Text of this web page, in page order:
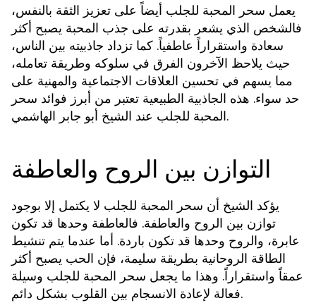
يعمل سحر المحبة للجلب أيضاً على تعزيز الثقة بالنفس،
فالشخص الذي يشعر بقدرته على جذب المحبة يصبح أكثر
سعادة واستقراراً عاطفياً. كما تزداد جاذبيته بين الناس،
حيث يلاحظ الآخرون الفرق في سلوكه وطريقة تعامله،
مما يسهم في تحسين العلاقات الاجتماعية والمهنية على
حد سواء. هذه الجاذبية الطبيعية تعتبر من أبرز فوائد سحر
المحبة للجلبعند الشيخ أبو جابر الهاشمي.
التوازن بين الروح والعاطفة
يؤكد الشيخ أن سحر المحبة للجلب لا يكتمل إلا بوجود
توازن بين الروح والعاطفة. فالعاطفة وحدها قد تكون
عابرة، والروح وحدها قد تكون باردة. أما عندما يتم تنشيط
الطاقة الروحانية بطريقة سليمة، فإن الحب يصبح أكثر
عمقاً واستقراراً. وهذا ما يجعل سحر المحبة للجلب وسيلة
فعالة لإعادة الانسجام بين القلوب بشكل دائم.